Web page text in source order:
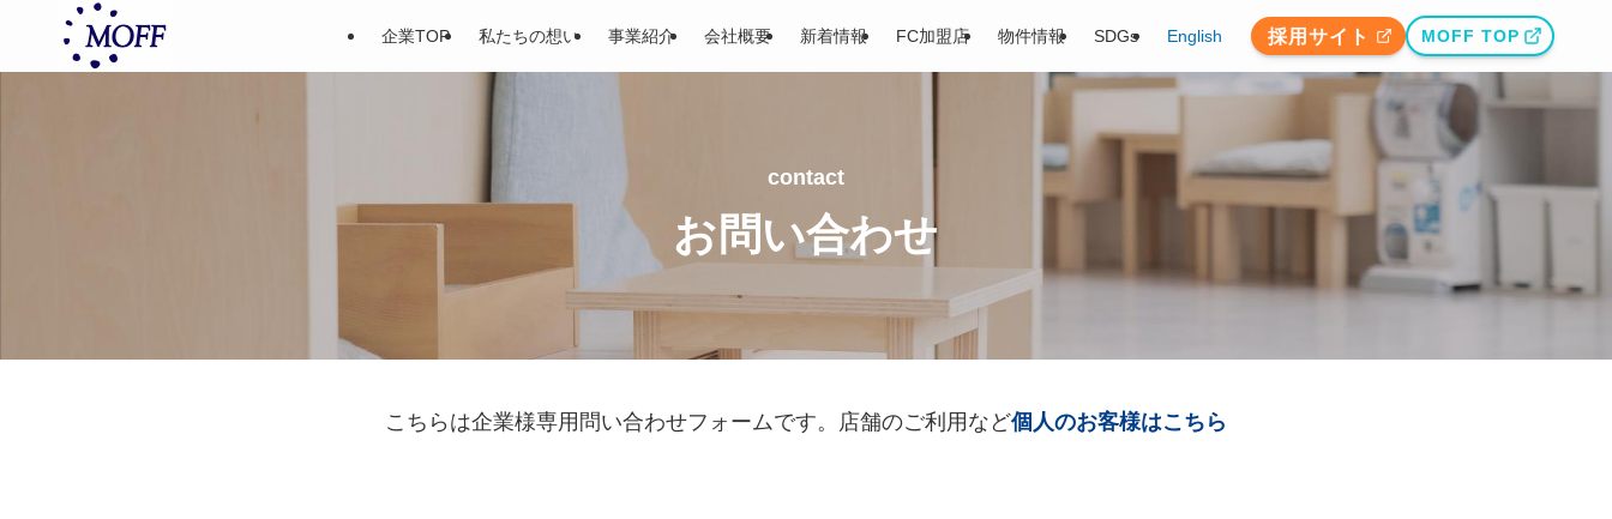
企業TOP 私たちの想い 事業紹介 会社概要 新着情報 FC加盟店 物件情報 SDGs English 採用サイト MOFF TOP
contact
お問い合わせ
こちらは企業様専用問い合わせフォームです。店舗のご利用など個人のお客様はこちら